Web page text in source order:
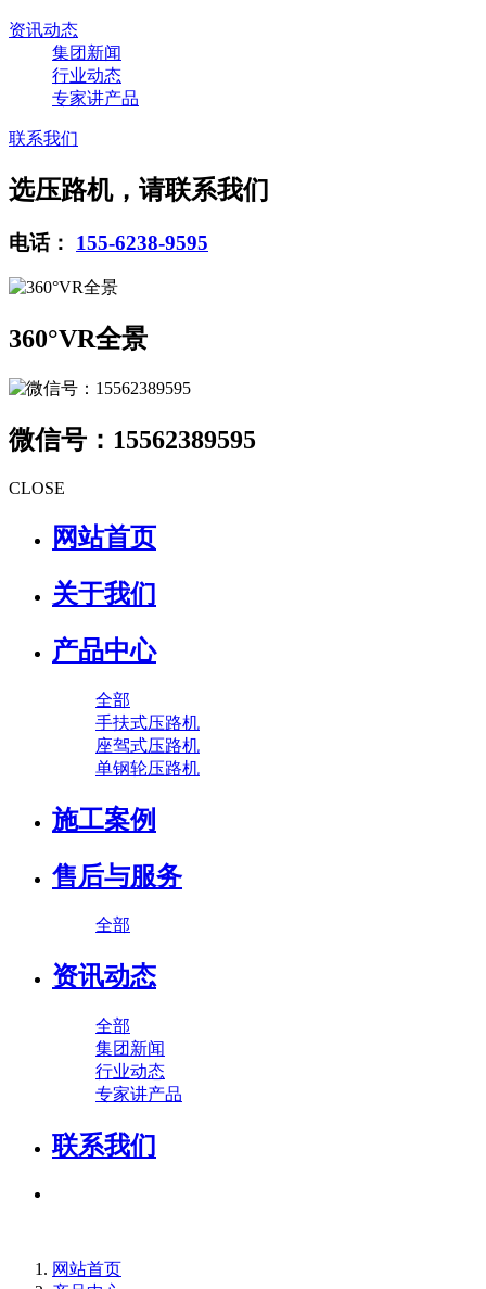
资讯动态
集团新闻
行业动态
专家讲产品
联系我们
选压路机，请联系我们
电话： 155-6238-9595
360°VR全景
微信号：15562389595
CLOSE
网站首页
关于我们
产品中心
全部
手扶式压路机
座驾式压路机
单钢轮压路机
施工案例
售后与服务
全部
资讯动态
全部
集团新闻
行业动态
专家讲产品
联系我们
网站首页